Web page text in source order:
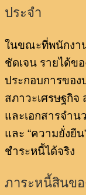
ประจำ
ในขณะที่พนักงา
ชัดเจน รายได้ข
ประกอบการขอ
สภาวะเศรษฐกิจ
และเอกสารจำน
และ “ความยั่งยื
ชำระหนี้ได้จริง
ภาระหนี้สินข